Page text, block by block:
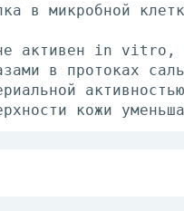
в микробной
активен in vitro,
в протоках
кожи